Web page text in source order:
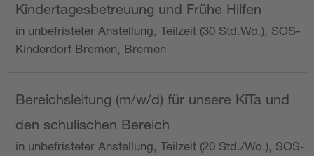
Kindertagesbetreuung und Frühe Hilfen
in unbefristeter Anstellung, Teilzeit (30 Std.Wo.), SOS-
Kinderdorf Bremen, Bremen
Bereichsleitung (m/w/d) für unsere KiTa und
den schulischen Bereich
in unbefristeter Anstellung, Teilzeit (20 Std./Wo.), SOS-